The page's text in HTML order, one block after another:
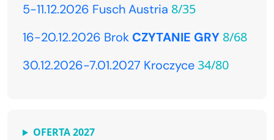
5-11.12.2026 Fusch Austria 8/35
16-20.12.2026 Brok CZYTANIE GRY 8/68
30.12.2026-7.01.2027 Kroczyce34/80
OFERTA 2027